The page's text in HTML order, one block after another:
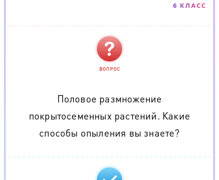
6 КЛАСС
ВОПРОС
Половое размножение
покрытосеменных растений. Какие
способы опыления вы знаете?